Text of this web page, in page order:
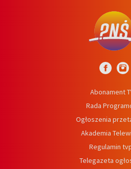
Abonament
Rada
Ogłoszenia
Akademia
Regulamin
Telegazeta